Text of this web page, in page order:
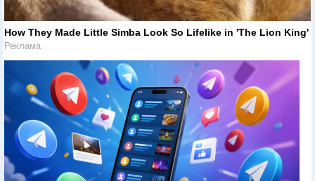
How They Made Little Simba Look So Lifelike in 'The Lion King'
Реклама